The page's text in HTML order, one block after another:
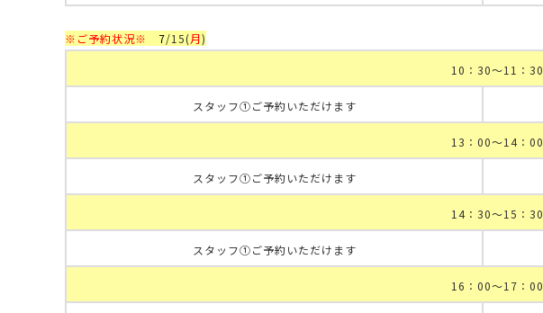
※ご予約状況※ 7/15(月)
10：30～11：30
スタッフ①ご予約いただけます
13：00～14：00
スタッフ①ご予約いただけます
14：30～15：30
スタッフ①ご予約いただけます
16：00～17：00